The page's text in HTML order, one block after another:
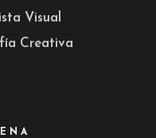
Visual
Creativa